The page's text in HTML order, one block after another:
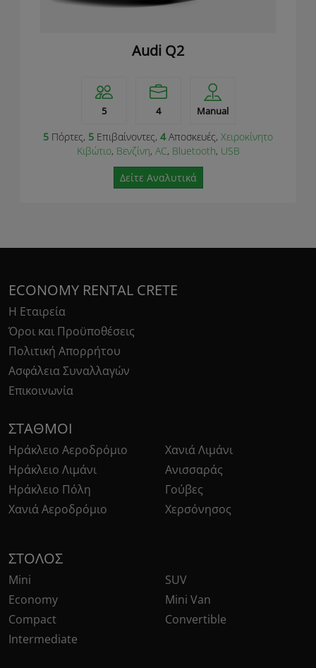
Audi Q2
5 4 Manual
5 Πόρτες, 5 Επιβαίνοντες, 4Αποσκευές, Χειροκίνητο
Κιβώτιο, Βενζίνη, AC, Bluetooth, USB
Δείτε Αναλυτικά
ECONOMY RENTAL CRETE
Η Εταιρεία
Όροι και Προϋποθέσεις
Πολιτική Απορρήτου
Ασφάλεια Συναλλαγών
Επικοινωνία
ΣΤΑΘΜΟΊ
Ηράκλειο Αεροδρόμιο
Ηράκλειο Λιμάνι
Ηράκλειο Πόλη
Χανιά Αεροδρόμιο
Χανιά Λιμάνι
Ανισσαράς
Γούβες
Χερσόνησος
ΣΤΌΛΟΣ
Mini
Economy
Compact
Intermediate
SUV
Mini Van
Convertible